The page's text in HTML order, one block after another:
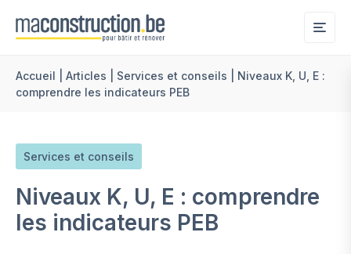
Accueil Articles Services et conseils
Niveaux K, U, E :
comprendre les indicateurs PEB
Services et conseils
Niveaux K, U, E : comprendre
les indicateurs PEB